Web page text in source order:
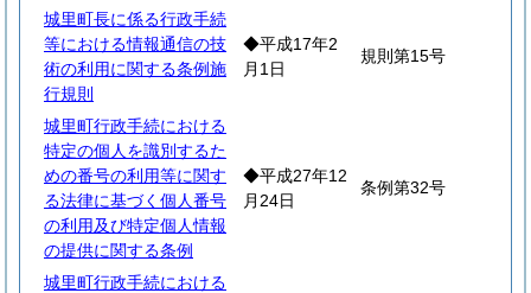
城里町長に係る行政手続
等における情報通信の技
術の利用に関する条例施
行規則
◆平成17年2
月1日
規則第15号
城里町行政手続における
特定の個人を識別するた
めの番号の利用等に関す
る法律に基づく個人番号
の利用及び特定個人情報
の提供に関する条例
◆平成27年12
月24日
条例第32号
城里町行政手続における